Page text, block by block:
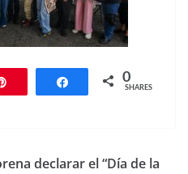
Share 0
SHARES
declarar el “Día de la